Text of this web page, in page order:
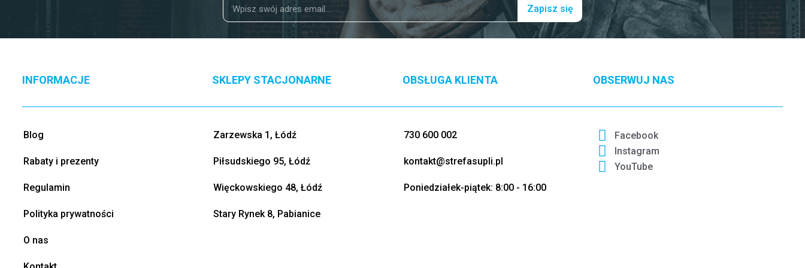
Zapisz się
INFORMACJE
Blog
Rabaty i prezenty
Regulamin
Polityka prywatności
O nas
SKLEPY STACJONARNE
Zarzewska 1, Łódź
Piłsudskiego 95, Łódź
Więckowskiego 48, Łódź
Stary Rynek 8, Pabianice
OBSŁUGA KLIENTA
730 600 002
kontakt@strefasupli.pl
Poniedziałek-piątek: 8:00 - 16:00
OBSERWUJ NAS
Facebook
Instagram
YouTube